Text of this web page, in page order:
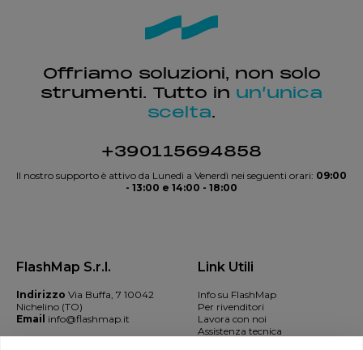
Offriamo soluzioni, non solo
strumenti. Tutto in un’unica
scelta.
+390115694858
Il nostro supporto è attivo da Lunedì a Venerdì nei seguenti orari: 09:00
- 13:00 e 14:00 - 18:00
FlashMap S.r.l.
Indirizzo Via Buffa, 7 10042
Nichelino (TO)
Email info@flashmap.it
Link Utili
Info su FlashMap
Per rivenditori
Lavora con noi
Assistenza tecnica